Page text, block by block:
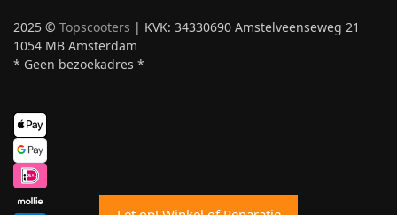
2025 © Topscooters | KVK: 34330690 Amstelveenseweg 21
1054 MB Amsterdam
* Geen bezoekadres *